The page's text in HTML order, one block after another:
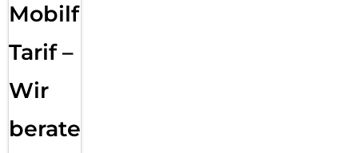
Mobilfunk
Tarif –
Wir
beraten